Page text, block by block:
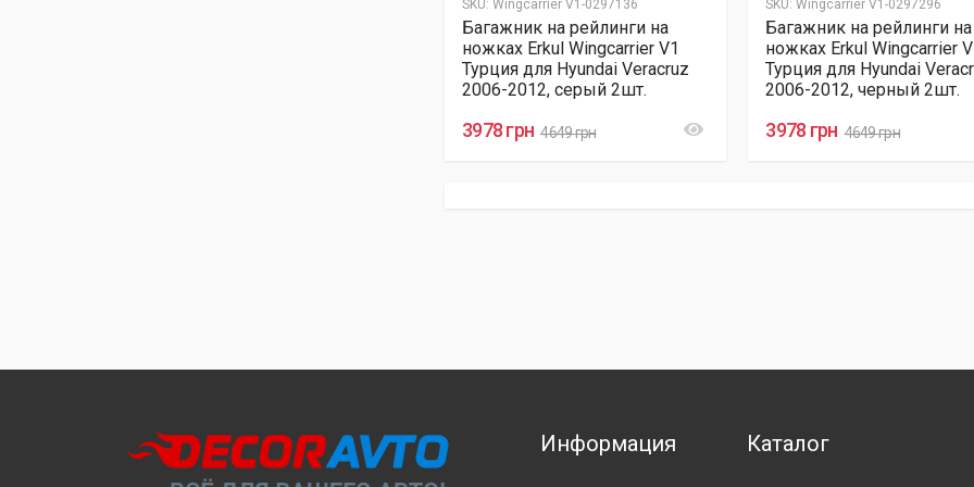
SKU: Wingcarrier V1-0297136
Багажник на рейлинги на
ножках Erkul Wingcarrier V1
Турция для Hyundai Veracruz
2006-2012, серый 2шт.
3978 грн 4649 грн
SKU: Wingcarrier V1-0297296
Багажник на рейлинги на
ножках Erkul Wingcarrier
Турция для Hyundai
2006-2012, черный 2шт.
3978 грн 4649 грн
Информация Каталог